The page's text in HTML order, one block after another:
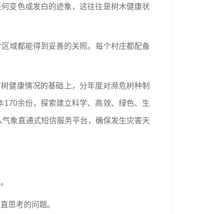
变色或发白的迹象，这往往是树木健康状
域都能得到妥善的关照。每个村庄都配备
健康情况的基础上，分年度对濒危树种制
170余份，探索建立科学、高效、绿色、生
象直通式短信服务平台，确保发生灾害天
思考的问题。